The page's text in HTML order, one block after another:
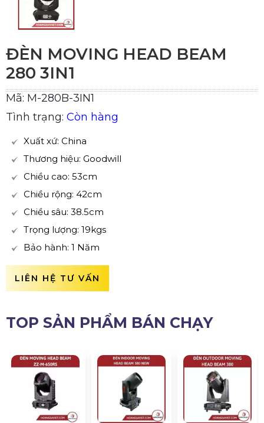
ĐÈN MOVING HEAD BEAM
280 3IN1
Mã: M-280B-3IN1
Tình trạng: Còn hàng
Xuất xứ: China
Thương hiệu: Goodwill
Chiều cao: 53cm
Chiều rộng: 42cm
Chiều sâu: 38.5cm
Trọng lượng: 19kgs
Bảo hành: 1 Năm
LIÊN HỆ TƯ VẤN
TOP SẢN PHẨM BÁN CHẠY